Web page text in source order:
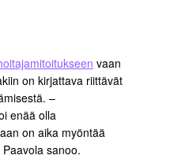
vaan
on kirjattava riittävät
–
enää olla
on aika myöntää
sanoo.